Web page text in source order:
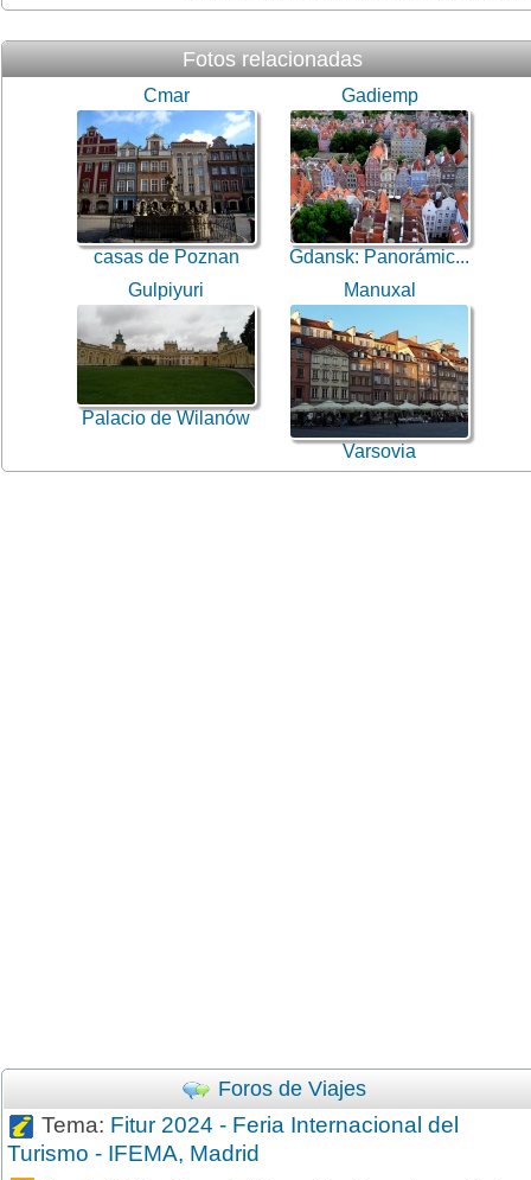
Fotos relacionadas
Cmar
casas de Poznan
Gadiemp
Gdansk: Panorámic...
Gulpiyuri
Palacio de Wilanów
Manuxal
Varsovia
Foros de Viajes
Tema: Fitur 2024 - Feria Internacional del
Turismo - IFEMA, Madrid